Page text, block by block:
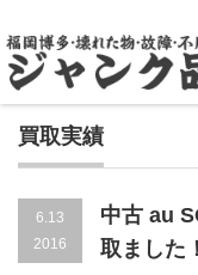
買取実績
6.13
2016
中古 au
取ました！